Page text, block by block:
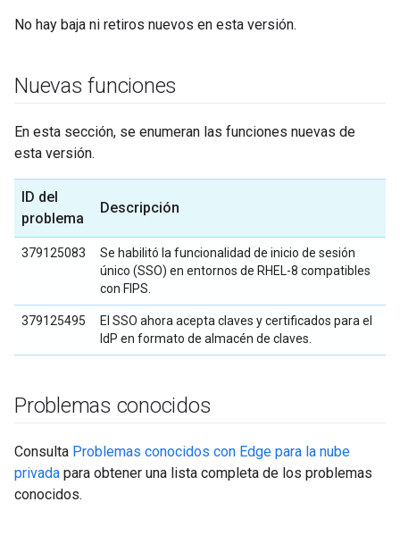
No hay baja ni retiros nuevos en esta versión.
Nuevas funciones
En esta sección, se enumeran las funciones nuevas de
esta versión.
ID del
problema
Descripción
379125083
Se habilitó la funcionalidad de inicio de sesión
único (SSO) en entornos de RHEL-8 compatibles
con FIPS.
379125495
El SSO ahora acepta claves y certificados para el
IdP en formato de almacén de claves.
Problemas conocidos
Consulta Problemas conocidos con Edge para la nube
privada para obtener una lista completa de los problemas
conocidos.